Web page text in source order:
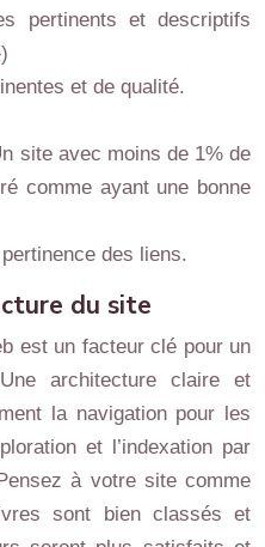
pertinents et descriptifs
et de qualité.
site avec moins de 1% de
comme ayant une bonne
des liens.
du site
est un facteur clé pour un
architecture claire et
la navigation pour les
et l’indexation par
à votre site comme
sont bien classés et